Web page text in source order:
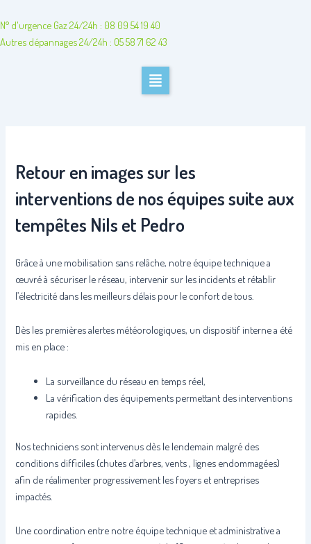
au
contenu
N° d'urgence Gaz 24/24h : 08 09 54 19 40
Autres dépannages 24/24h : 05 58 71 62 43
Retour en images sur les
interventions de nos équipes suite aux
tempêtes Nils et Pedro
Grâce à une mobilisation sans relâche, notre équipe technique a
œuvré à sécuriser le réseau, intervenir sur les incidents et rétablir
l’électricité dans les meilleurs délais pour le confort de tous.
Dès les premières alertes météorologiques, un dispositif interne a été
mis en place :
La surveillance du réseau en temps réel,
La vérification des équipements permettant des interventions
rapides.
Nos techniciens sont intervenus dès le lendemain malgré des
conditions difficiles (chutes d’arbres, vents , lignes endommagées)
afin de réalimenter progressivement les foyers et entreprises
impactés.
Une coordination entre notre équipe technique et administrative a